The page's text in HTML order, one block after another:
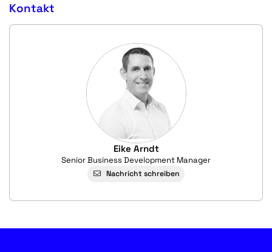
Kontakt
Eike Arndt
Senior Business Development Manager
Nachricht schreiben